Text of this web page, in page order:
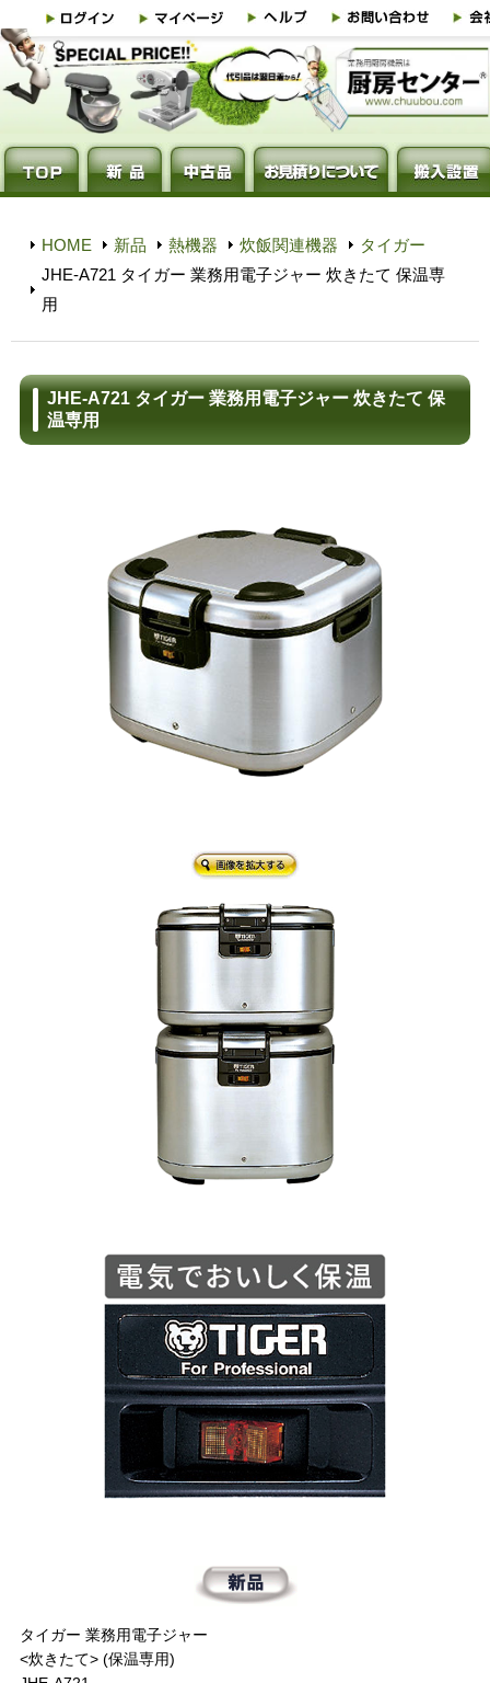
HOME 新品 熱機器 炊飯関連機器
タイガー
JHE-A721 タイガー 業務用電子ジャー 炊きたて 保温専
用
JHE-A721 タイガー 業務用電子ジャー 炊きたて 保
温専用
タイガー 業務用電子ジャー
<炊きたて> (保温専用)